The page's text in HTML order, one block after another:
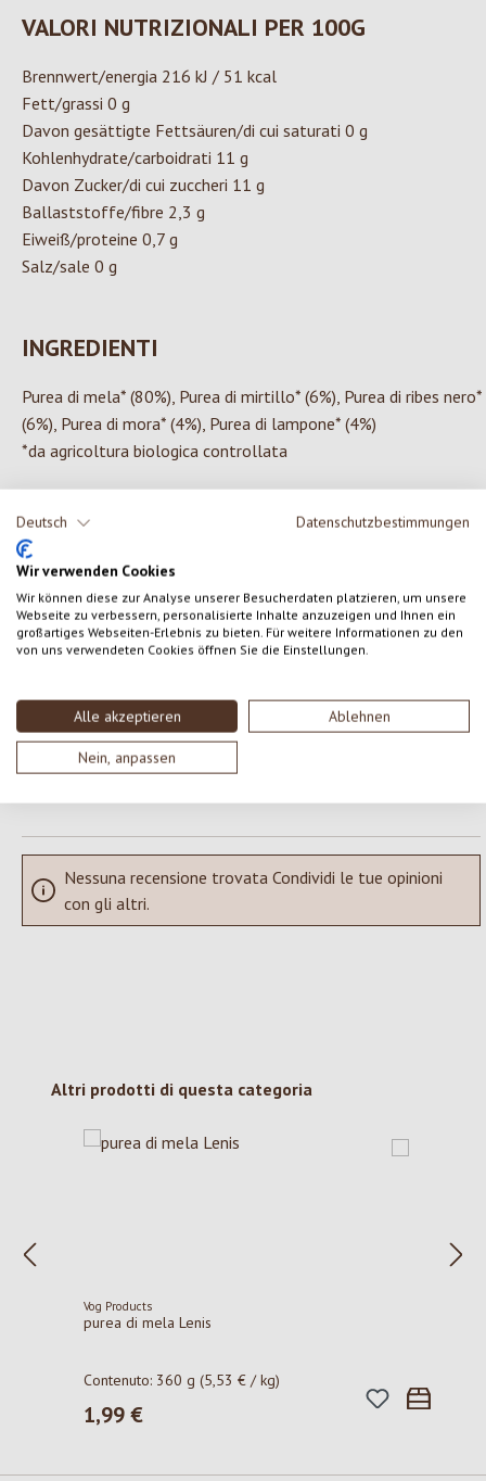
Deutsch Datenschutzbestimmungen
Wir verwenden Cookies
Wir können diese zur Analyse unserer Besucherdaten platzieren, um unsere
Webseite zu verbessern, personalisierte Inhalte anzuzeigen und Ihnen ein
großartiges Webseiten-Erlebnis zu bieten. Für weitere Informationen zu den
von uns verwendeten Cookies öffnen Sie die Einstellungen.
Alle akzeptieren Ablehnen
Nein, anpassen
VALORI NUTRIZIONALI PER 100G
Brennwert/energia 216 kJ / 51 kcal
Fett/grassi 0 g
Davon gesättigte Fettsäuren/di cui saturati 0 g
Kohlenhydrate/carboidrati 11 g
Davon Zucker/di cui zuccheri 11 g
Ballaststoffe/fibre 2,3 g
Eiweiß/proteine 0,7 g
Salz/sale 0 g
INGREDIENTI
Purea di mela* (80%), Purea di mirtillo* (6%), Purea di ribes nero*
(6%), Purea di mora* (4%), Purea di lampone* (4%)
*da agricoltura biologica controllata
0 di 0 valutazioni
Valutazione media di 0 su 5 stelle
Formula una valutazione!
SCRIVERE UNA RECENSIONE
Nessuna recensione trovata Condividi le tue opinioni
con gli altri.
Salta la galleria dei prodotti
Altri prodotti di questa categoria
Vog Products
purea di mela Lenis
Contenuto: 360 g(5,53 € / kg)
Prezzo normale:
1,99 €